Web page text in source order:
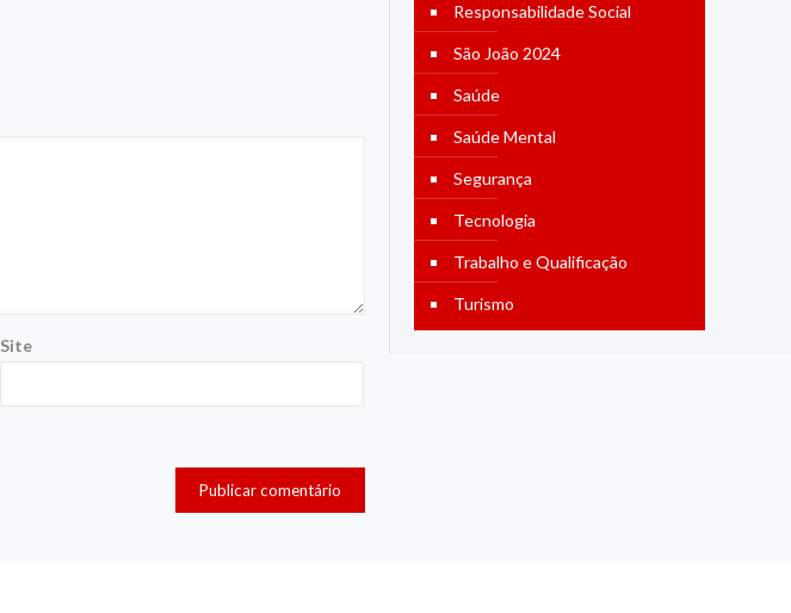
Site
Responsabilidade Social
São João 2024
Saúde
Saúde Mental
Segurança
Tecnologia
Trabalho e Qualificação
Turismo